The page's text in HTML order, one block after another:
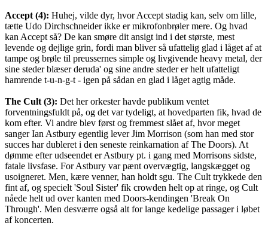
Accept (4): Huhej, vilde dyr, hvor Accept stadig kan, selv om lille,
tætte Udo Dirchschneider ikke er mikrofonbrøler mere. Og hvad
kan Accept så? De kan smøre dit ansigt ind i det største, mest
levende og dejlige grin, fordi man bliver så ufattelig glad i låget af at
tampe og brøle til preussernes simple og livgivende heavy metal, der
sine steder blæser deruda' og sine andre steder er helt ufatteligt
hamrende t-u-n-g-t - igen på sådan en glad i låget agtig måde.
The Cult (3): Det her orkester havde publikum ventet
forventningsfuldt på, og det var tydeligt, at hovedparten fik, hvad de
kom efter. Vi andre blev først og fremmest slået af, hvor meget
sanger Ian Astbury egentlig lever Jim Morrison (som han med stor
succes har dubleret i den seneste reinkarnation af The Doors). At
dømme efter udseendet er Astbury pt. i gang med Morrisons sidste,
fatale livsfase. For Astbury var pænt overvægtig, langskægget og
usoigneret. Men, kære venner, han holdt sgu. The Cult trykkede den
fint af, og specielt 'Soul Sister' fik crowden helt op at ringe, og Cult
nåede helt ud over kanten med Doors-kendingen 'Break On
Through'. Men desværre også alt for lange kedelige passager i løbet
af koncerten.